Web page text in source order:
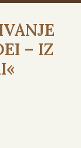
– IZ